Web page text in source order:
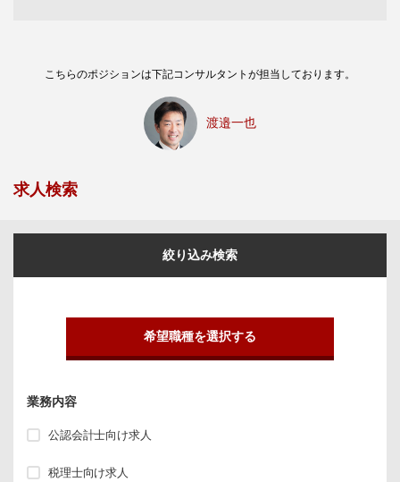
こちらのポジションは下記コンサルタントが担当しております。
渡邉一也
求人検索
絞り込み検索
希望職種を選択する
業務内容
公認会計士向け求人
税理士向け求人